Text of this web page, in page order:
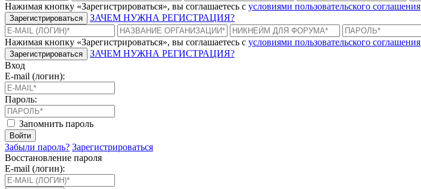
Нажимая кнопку «Зарегистрироваться», вы соглашаетесь с условиями пользовательского соглашения
Зарегистрироваться ЗАЧЕМ НУЖНА РЕГИСТРАЦИЯ?
Нажимая кнопку «Зарегистрироваться», вы соглашаетесь с условиями пользовательского соглашения
Зарегистрироваться
ЗАЧЕМ НУЖНА РЕГИСТРАЦИЯ?
Вход
E-mail (логин):
Пароль:
Запомнить пароль
Войти
Забыли пароль? Зарегистрироваться
Восстановление пароля
E-mail (логин):